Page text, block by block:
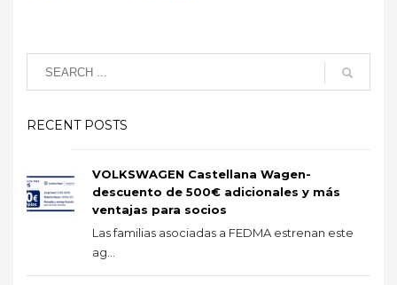
RECENT POSTS
VOLKSWAGEN Castellana Wagen-
descuento de 500€ adicionales y más
ventajas para socios
Las familias asociadas a FEDMA estrenan este
ag...